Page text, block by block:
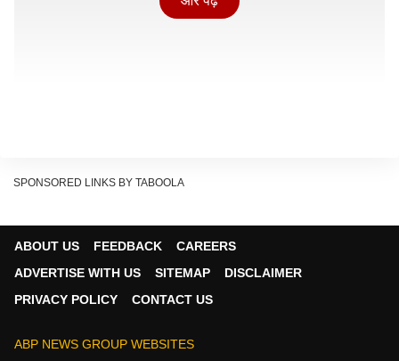
इसे सिनेमाघरों में रिलीज के बाद से कई नई और पुरानी फिल्मों से
SPONSORED LINKS BY TABOOLA
ABOUT US FEEDBACK
CAREERS
ADVERTISE WITH US
SITEMAP
DISCLAIMER
PRIVACY POLICY
CONTACT US
ABP NEWS GROUP WEBSITES